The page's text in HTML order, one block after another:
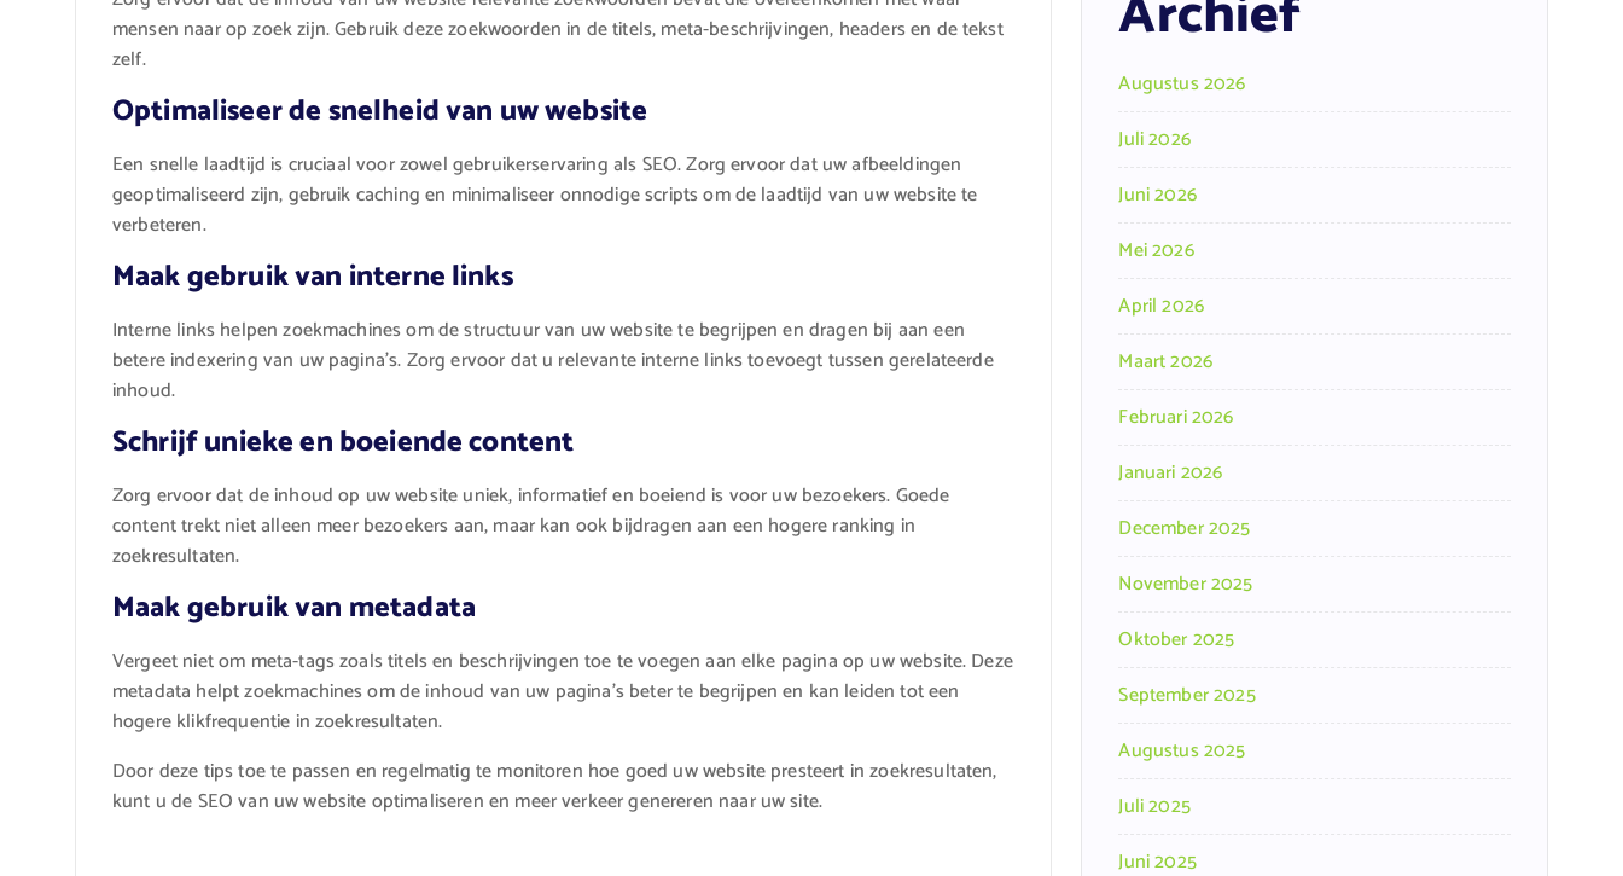
mensen naar op zoek zijn. Gebruik deze zoekwoorden in de titels, meta-beschrijvingen, headers en de tekst
zelf.
Optimaliseer de snelheid van uw website
Een snelle laadtijd is cruciaal voor zowel gebruikerservaring als SEO. Zorg ervoor dat uw afbeeldingen
geoptimaliseerd zijn, gebruik caching en minimaliseer onnodige scripts om de laadtijd van uw website te
verbeteren.
Maak gebruik van interne links
Interne links helpen zoekmachines om de structuur van uw website te begrijpen en dragen bij aan een
betere indexering van uw pagina’s. Zorg ervoor dat u relevante interne links toevoegt tussen gerelateerde
inhoud.
Schrijf unieke en boeiende content
Zorg ervoor dat de inhoud op uw website uniek, informatief en boeiend is voor uw bezoekers. Goede
content trekt niet alleen meer bezoekers aan, maar kan ook bijdragen aan een hogere ranking in
zoekresultaten.
Maak gebruik van metadata
Vergeet niet om meta-tags zoals titels en beschrijvingen toe te voegen aan elke pagina op uw website. Deze
metadata helpt zoekmachines om de inhoud van uw pagina’s beter te begrijpen en kan leiden tot een
hogere klikfrequentie in zoekresultaten.
Door deze tips toe te passen en regelmatig te monitoren hoe goed uw website presteert in zoekresultaten,
kunt u de SEO van uw website optimaliseren en meer verkeer genereren naar uw site.
Augustus 2026
Juli 2026
Juni 2026
Mei 2026
April 2026
Maart 2026
Februari 2026
Januari 2026
December 2025
November 2025
Oktober 2025
September 2025
Augustus 2025
Juli 2025
Juni 2025